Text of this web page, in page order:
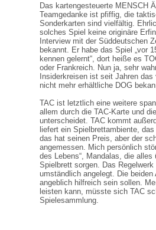
Das kartengesteuerte MENSCH
Teamgedanke ist pfiffig, die
Sonderkarten sind vielfältig.
solches Spiel keine originäre
Interview mit der Süddeutschen
bekannt. Er habe das Spiel „vor
kennen gelernt“, dort heiße es
oder Frankreich. Nun ja, sehr
Insiderkreisen ist seit Jahren
nicht mehr erhältliche DOG
TAC ist letztlich eine weitere
allem durch die TAC-Karte und
unterscheidet. TAC kommt
liefert ein Spielbrettambiente,
das hat seinen Preis, aber der
angemessen. Mich persönlich
des Lebens“, Mandalas, die
Spielbrett sorgen. Das
umständlich angelegt. Die
angeblich hilfreich sein sollen.
leisten kann, müsste sich TAC
Spielesammlung.